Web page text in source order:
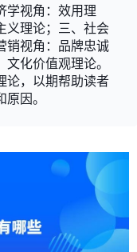
学视角：效用理
义理论；三、社会
销视角：品牌忠诚
化价值观理论。
论，以期帮助读者
因。